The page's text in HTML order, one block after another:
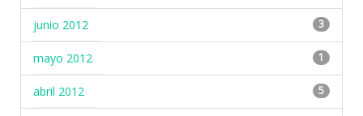
junio 2012 3
mayo 2012 1
abril 2012 5